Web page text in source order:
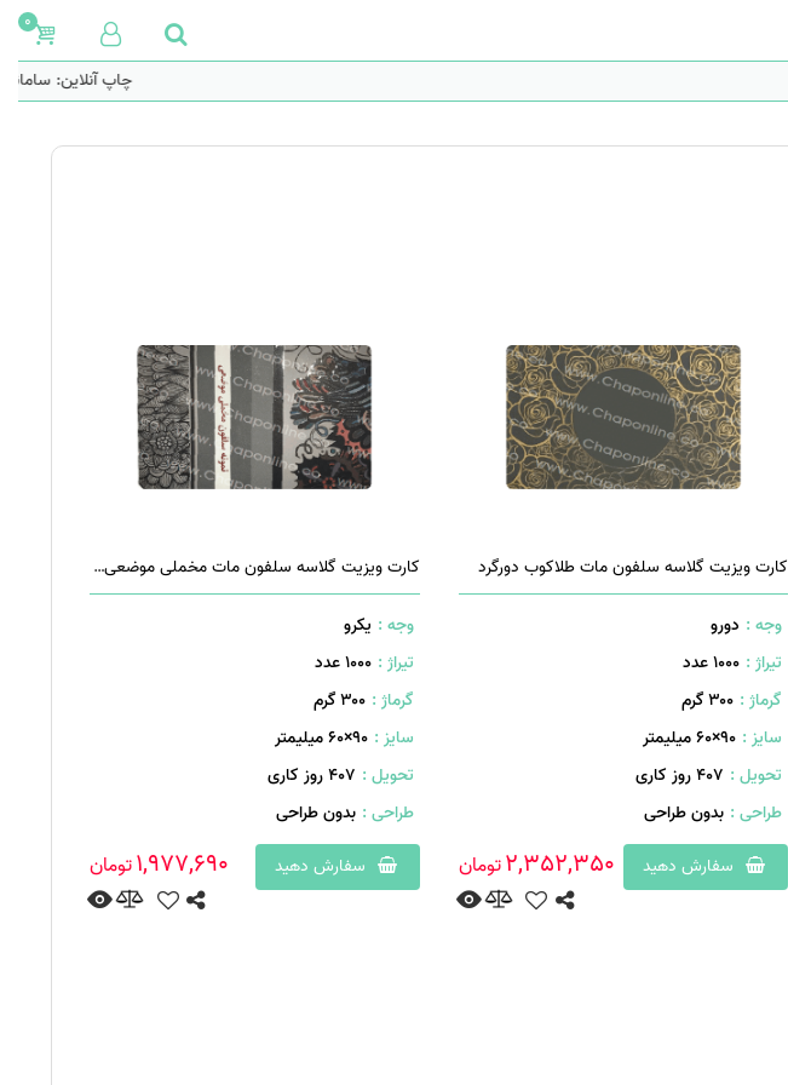
0
چاپ آنلاین:
کارت ویزیت گلاسه سلفون مات طلاکوب دورگرد
وجه : دورو
تیراژ : 1000 عدد
گرماژ : ۳۰۰ گرم
سایز : ۹۰×۶۰ میلیمتر
تحویل : 407 روز کاری
طراحی : بدون طراحی
سفارش دهید
2,352,350تومان
کارت ویزیت گلاسه سلفون مات مخملی موضعی دورگرد
وجه : یکرو
تیراژ : 1000 عدد
گرماژ : ۳۰۰ گرم
سایز : ۹۰×۶۰ میلیمتر
تحویل : 407 روز کاری
طراحی : بدون طراحی
سفارش دهید
1,977,690تومان